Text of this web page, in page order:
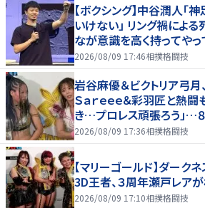
【ボクシング】中谷潤人「
いけない」 リング禍によ
なが意識を高く持ってやっ
2026/08/09 17:46相撲格闘技
岩谷麻優＆ビクトリア弓月
Ｓａｒｅｅｅ＆彩羽匠と熱
き…プロレス頑張ろう」…８
2026/08/09 17:36相撲格闘技
【マリーゴールド】ダーク
3D王者、３周年瀬戸レア
2026/08/09 17:10相撲格闘技